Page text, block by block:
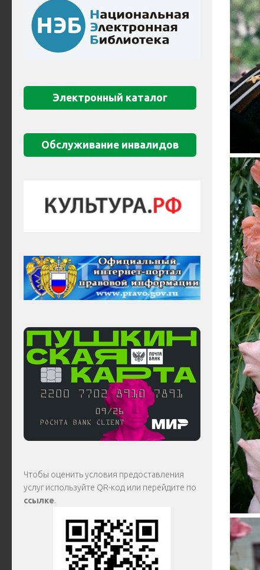
Электронный каталог
Обслуживание инвалидов
Чтобы оценить условия предоставления
услуг используйте QR-код или перейдите по
ссылке.